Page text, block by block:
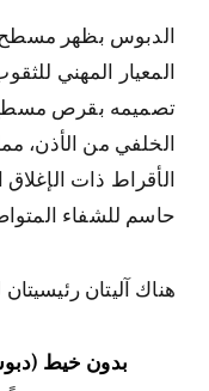
الدبوس بظهر مسطح،
المعيار المهني
تصميمه بقرص مسطح
الخلفي من الأذن،
الأقراط ذات الإغلاق
حاسم للشفاء
هناك آليتان
بدون خيط